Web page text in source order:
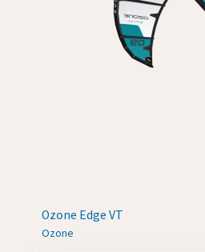
Ozone Edge VT
Ozone